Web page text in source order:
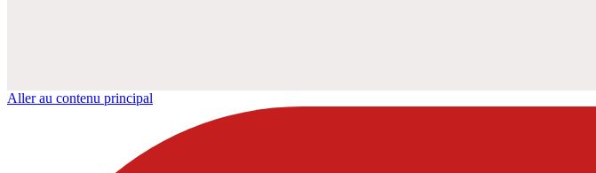
Aller au contenu principal